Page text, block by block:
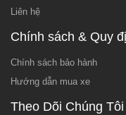
Liên hệ
Chính sách & Quy
Chính sách bảo hành
Hướng dẫn mua xe
Theo Dõi Chúng Tôi